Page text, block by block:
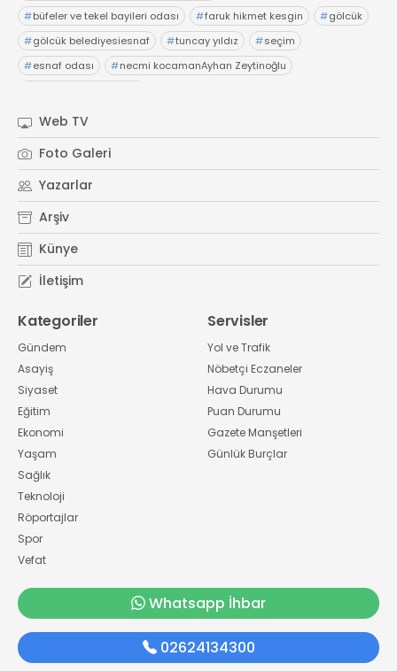
#büfeler ve tekel bayileri odası #faruk hikmet kesgin #gölcük
#gölcük belediyesiesnaf #tuncay yıldız #seçim
#esnaf odası #necmi kocamanAyhan Zeytinoğlu
Web TV
Foto Galeri
Yazarlar
Arşiv
Künye
İletişim
Kategoriler
Gündem
Asayiş
Siyaset
Eğitim
Ekonomi
Yaşam
Sağlık
Teknoloji
Röportajlar
Spor
Vefat
Servisler
Yol ve Trafik
Nöbetçi Eczaneler
Hava Durumu
Puan Durumu
Gazete Manşetleri
Günlük Burçlar
Whatsapp İhbar
02624134300